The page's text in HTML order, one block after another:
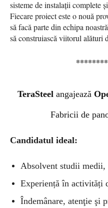
sisteme de instalații complete
Fiecare proiect este o nouă
să facă parte din echipa
să construiască viitorul alături
TeraSteel angajează
Fabricii de
Candidatul ideal:
Absolvent studii medii,
Experiență în activități
Îndemânare, atenţie şi